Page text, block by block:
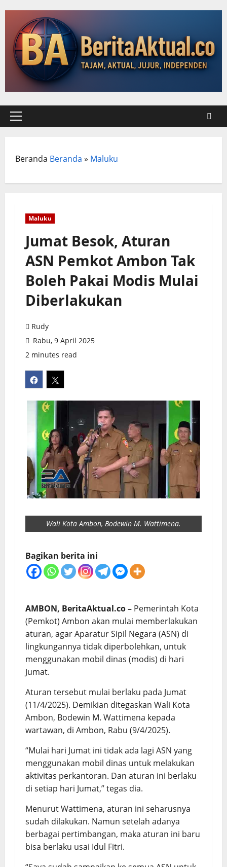
content
Primary
Beranda Beranda » Maluku
Maluku
Jumat Besok, Aturan
ASN Pemkot Ambon Tak
Boleh Pakai Modis Mulai
Diberlakukan
Rudy
Rabu, 9 April 2025
2 minutes read
Wali Kota Ambon, Bodewin M. Wattimena.
Bagikan berita ini
AMBON, BeritaAktual.co – Pemerintah Kota
(Pemkot) Ambon akan mulai memberlakukan
aturan, agar Aparatur Sipil Negara (ASN) di
lingkungannya tidak diperbolehkan, untuk
menggunakan mobil dinas (modis) di hari
Jumat.
Aturan tersebut mulai berlaku pada Jumat
(11/4/2025). Demikian ditegaskan Wali Kota
Ambon, Bodewin M. Wattimena kepada
wartawan, di Ambon, Rabu (9/4/2025).
“Mulai hari Jumat ini tidak ada lagi ASN yang
menggunakan mobil dinas untuk melakukan
aktivitas perkantoran. Dan aturan ini berlaku
di setiap hari Jumat,” tegas dia.
Menurut Wattimena, aturan ini seharusnya
sudah dilakukan. Namun setelah adanya
berbagai pertimbangan, maka aturan ini baru
bisa berlaku usai Idul Fitri.